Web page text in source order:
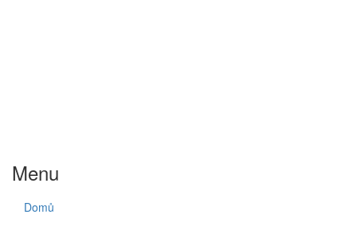
Menu
Domů